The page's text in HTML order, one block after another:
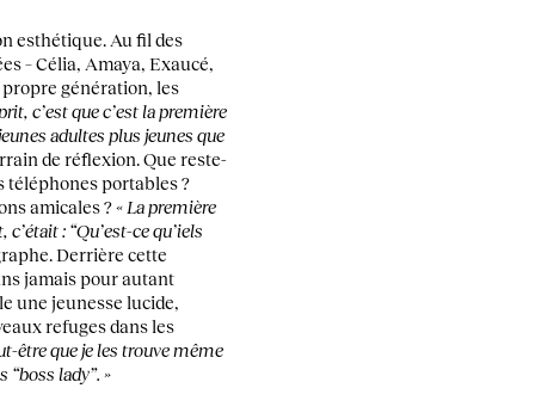
esthétique. Au fil des
– Célia, Amaya, Exaucé,
génération, les
c’est que c’est la première
adultes plus jeunes que
de réflexion. Que reste-
téléphones portables ?
amicales ?« La première
: “Qu’est-ce qu’iels
Derrière cette
jamais pour autant
une jeunesse lucide,
refuges dans les
être que je les trouve même
“boss lady”. »